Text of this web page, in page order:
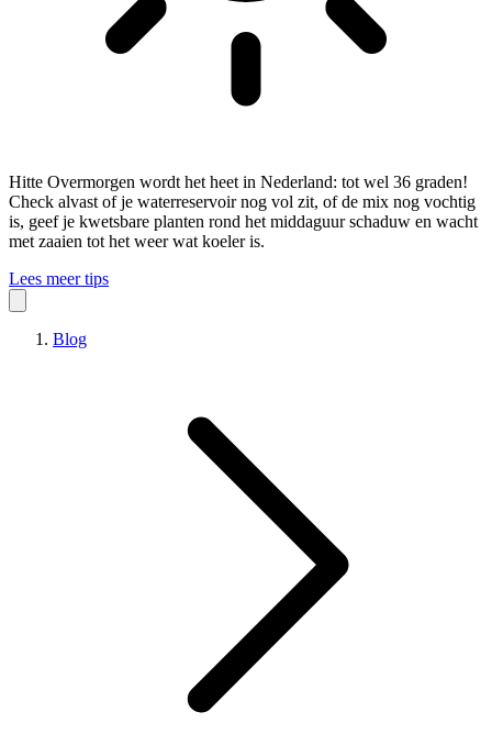
Hitte Overmorgen wordt het heet in Nederland: tot wel 36 graden!
Check alvast of je waterreservoir nog vol zit, of de mix nog vochtig
is, geef je kwetsbare planten rond het middaguur schaduw en wacht
met zaaien tot het weer wat koeler is.
Lees meer tips
Blog